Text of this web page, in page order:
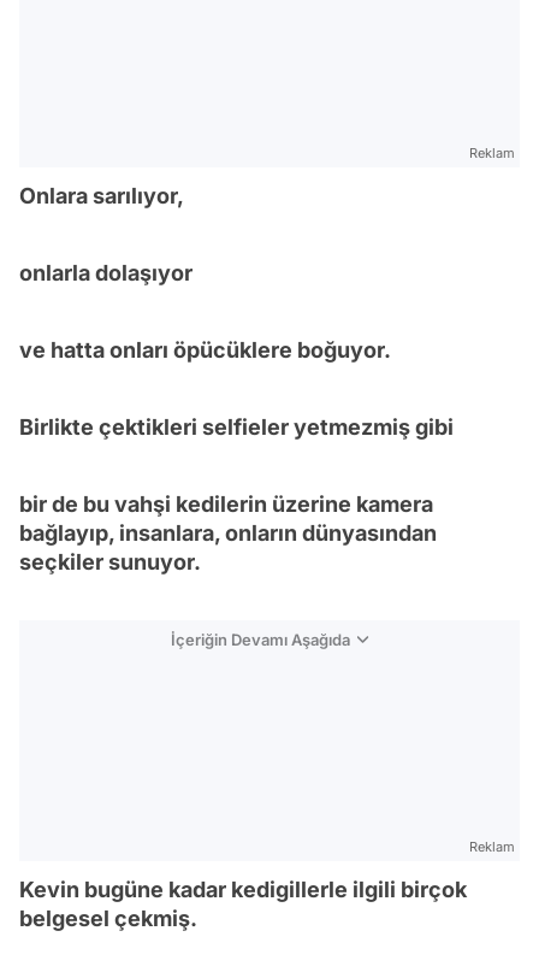
Reklam
Onlara sarılıyor,
onlarla dolaşıyor
ve hatta onları öpücüklere boğuyor.
Birlikte çektikleri selfieler yetmezmiş gibi
bir de bu vahşi kedilerin üzerine kamera
bağlayıp, insanlara, onların dünyasından
seçkiler sunuyor.
İçeriğin Devamı Aşağıda
Reklam
Kevin bugüne kadar kedigillerle ilgili birçok
belgesel çekmiş.